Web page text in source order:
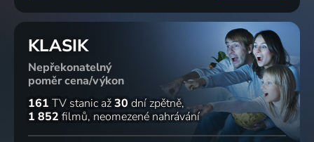
KLASIK
Nepřekonatelný
poměr cena/výkon
161 TV stanic až30 dní zpětně
1 852 filmů neomezené nahrávání